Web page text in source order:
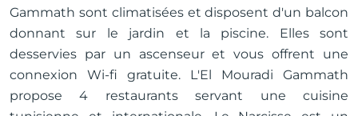
Gammath sont climatisées et disposent d'un balcon
donnant sur le jardin et la piscine. Elles sont
desservies par un ascenseur et vous offrent une
connexion Wi-fi gratuite. L'El Mouradi Gammath
propose 4 restaurants servant une cuisine